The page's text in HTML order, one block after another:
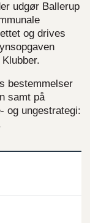
udgør Ballerup
og drives
bestemmelser
samt på
og ungestrategi: